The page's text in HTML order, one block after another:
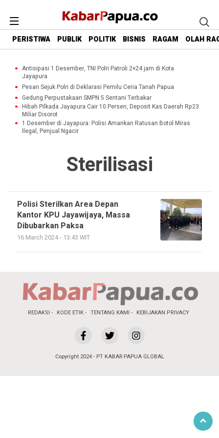
PERISTIWA PUBLIK POLITIK BISNIS RAGAM OLAH
Antisipasi 1 Desember, TNI Polri Patroli 2×24 jam di Kota
Jayapura
Pesan Sejuk Polri di Deklarasi Pemilu Ceria Tanah Papua
Gedung Perpustakaan SMPN 5 Sentani Terbakar
Hibah Pilkada Jayapura Cair 10 Persen, Deposit Kas Daerah Rp23
Miliar Disorot
1 Desember di Jayapura: Polisi Amankan Ratusan Botol Miras
Ilegal, Penjual Ngacir
Sterilisasi
Polisi Sterilkan Area Depan
Kantor KPU Jayawijaya, Massa
Dibubarkan Paksa
16 March 2024 - 13:43 WIT
REDAKSI KODE ETIK TENTANG KAMI KEBIJAKAN PRIVACY
Copyright 2024 - PT KABAR PAPUA GLOBAL